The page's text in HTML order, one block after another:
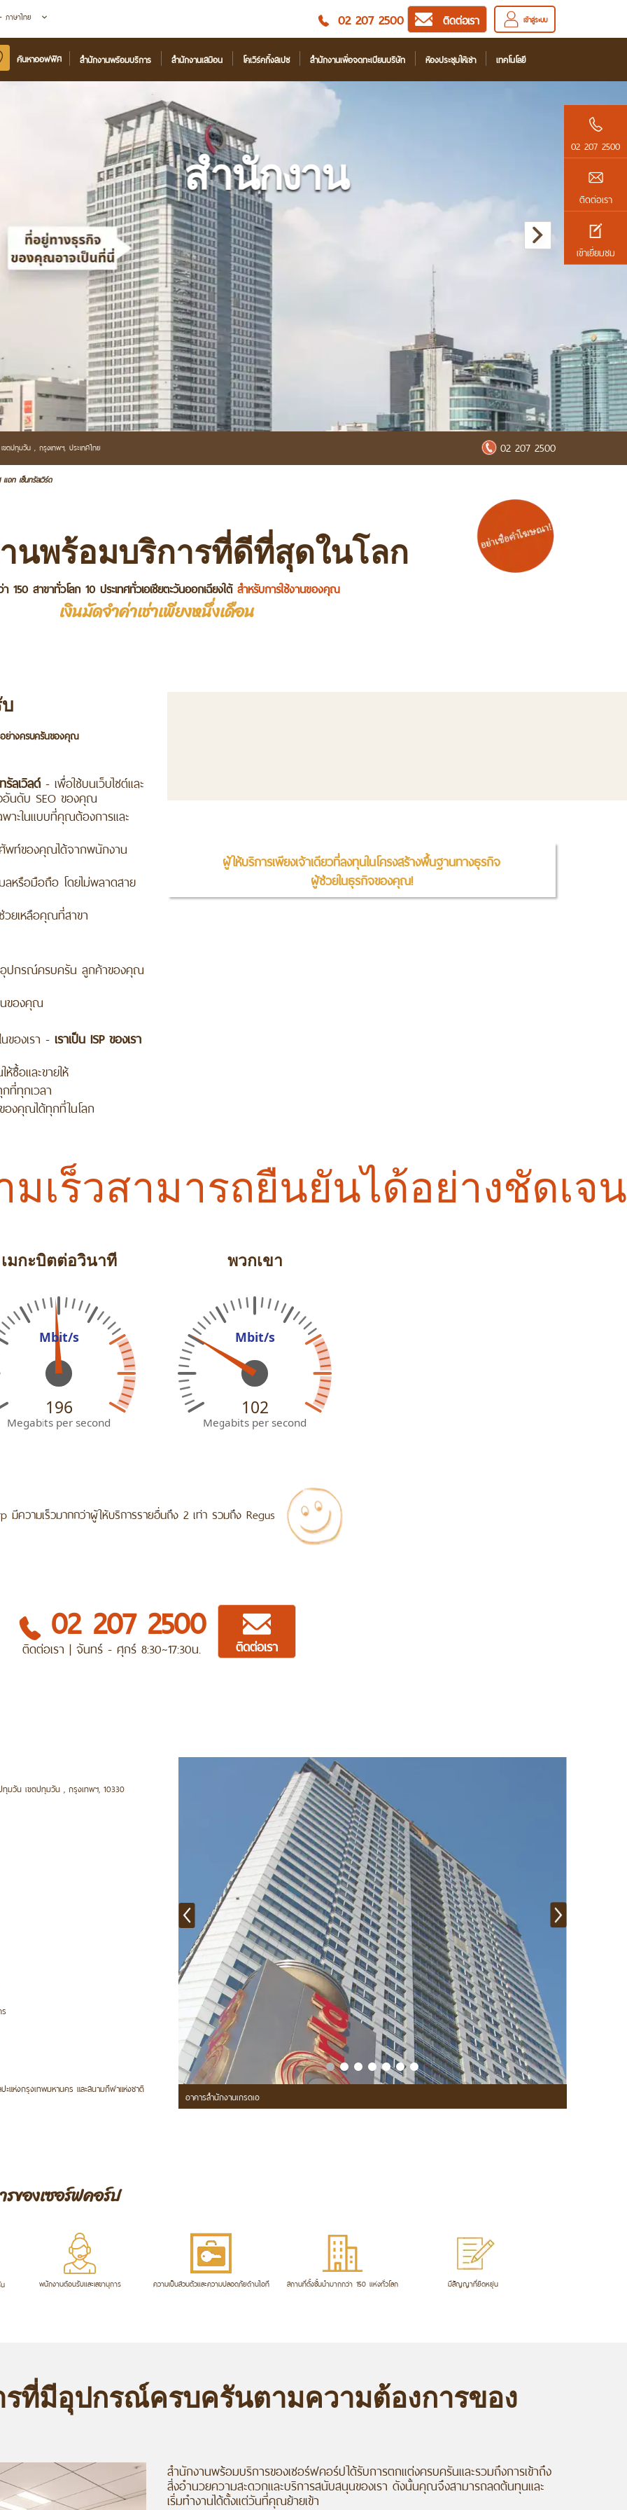
ภาษาไทย เข้าสู่ระบบ
ติดต่อเรา
02 207 2500
สำนักงานพร้อมบริการ สำนักงานเสมือน โคเวิร์คกิ้งสเปซ สำนักงานเพื่อจดทะเบียนบริษัท ห้องประชุมให้เช่า เทคโนโลยี
ค้นหาออฟฟิศ
02 207 2500
ติดต่อเรา
เข้าเยี่ยมชม
สำนักงาน
ขตปทุมวัน , กรุงเทพฯ, ประเทศไทย 02 207 2500
ท เซ็นทรัลเวิร์ด
นพร้อมบริการที่ดีที่สุดในโลก
150 สาขาทั่วโลก 10 ประเทศทั่วเอเชียตะวันออกเฉียงใต้ สำหรับการใช้งานของคุณ
เงินมัดจำค่าเช่าเพียงหนึ่งเดือน
ย่างครบครันของคุณ
ลเวิลด์ - เพื่อใช้บนเว็บไซต์และ
นดับ SEO ของคุณ
าะในแบบที่คุณต้องการและ
พท์ของคุณได้จากพนักงาน
ลหรือมือถือ โดยไม่พลาดสาย
ยเหลือคุณที่สาขา
อุปกรณ์ครบครัน ลูกค้าของคุณ
ของคุณ
ของเรา - เราเป็น ISP ของเรา
ซื้อและขายให้
ที่ทุกเวลา
งคุณได้ทุกที่ในโลก
ผู้ให้บริการเพียงเจ้าเดียวที่ลงทุนในโครงสร้างพื้นฐานทางธุรกิจ
ผู้ช่วยในธุรกิจของคุณ!
เร็วสามารถยืนยันได้อย่างชัดเจน
เมกะบิตต่อวินาที
Mbit/s
196
Megabits per second
พวกเขา
Mbit/s
102
Megabits per second
มีความเร็วมากกว่าผู้ให้บริการรายอื่นถึง 2 เท่า รวมถึง Regus
02 207 2500
ติดต่อเรา | จันทร์ - ศุกร์ 8:30~17:30น. ติดต่อเรา
มวัน เขตปทุมวัน , กรุงเทพฯ, 10330
ห่งกรุงเทพมหานคร และสนามกีฬาแห่งชาติ
อาคารสำนักงานเกรดเอ
ของเซอร์ฟคอร์ป
พนักงานต้อนรับและเลขานุการ ความเป็นส่วนตัวและความปลอดภัยด้านไอที สถานที่ตั้งชั้นนำมากกว่า 150 แห่งทั่วโลก มีสัญญาที่ยืดหยุ่น
รที่มีอุปกรณ์ครบครันตามความต้องการของ
สำนักงานพร้อมบริการของเซอร์ฟคอร์ปได้รับการตกแต่งครบครันและรวมถึงการเข้าถึง
สิ่งอำนวยความสะดวกและบริการสนับสนุนของเรา ดังนั้นคุณจึงสามารถลดต้นทุนและ
เริ่มทำงานได้ตั้งแต่วันที่คุณย้ายเข้า